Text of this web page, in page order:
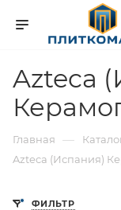
Azteca
Главная —
Azteca (Испания)
ФИЛЬТР